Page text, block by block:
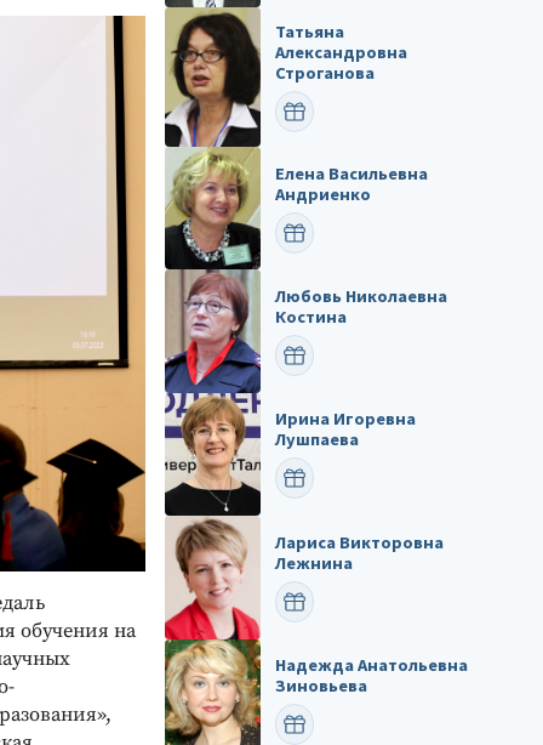
обучения на
Татьяна
Александровна
Строганова
ПОЗДРАВИТЬ
Елена Васильевна
Андриенко
ПОЗДРАВИТЬ
Любовь Николаевна
Костина
ПОЗДРАВИТЬ
Ирина Игоревна
Лушпаева
ПОЗДРАВИТЬ
Лариса Викторовна
Лежнина
ПОЗДРАВИТЬ
Надежда Анатольевна
Зиновьева
ПОЗДРАВИТЬ